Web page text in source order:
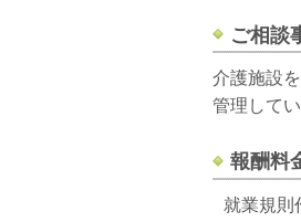
ご相談
介護施設
管理して
報酬料
就業規則